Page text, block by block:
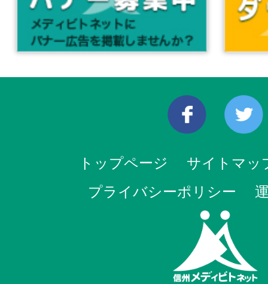
トップページ
サイトマッ
プライバシーポリシー